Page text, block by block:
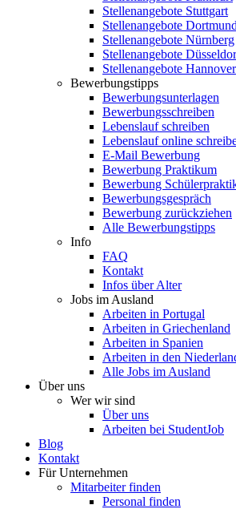
Stellenangebote Stuttgart
Stellenangebote Dortmund
Stellenangebote Nürnberg
Stellenangebote
Stellenangebote Hannover
Bewerbungstipps
Bewerbungsunterlagen
Bewerbungsschreiben
Lebenslauf schreiben
Lebenslauf online
E-Mail Bewerbung
Bewerbung Praktikum
Bewerbung
Bewerbungsgespräch
Bewerbung zurückziehen
Alle Bewerbungstipps
Info
FAQ
Kontakt
Infos über Alter
Jobs im Ausland
Arbeiten in Portugal
Arbeiten in Griechenland
Arbeiten in Spanien
Arbeiten in den
Alle Jobs im Ausland
Über uns
Wer wir sind
Über uns
Arbeiten bei StudentJob
Blog
Kontakt
Für Unternehmen
Mitarbeiter finden
Personal finden